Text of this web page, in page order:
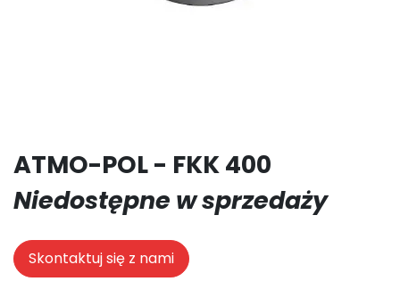
ATMO-POL - FKK 400
Niedostępne w sprzedaży
Skontaktuj się z nami